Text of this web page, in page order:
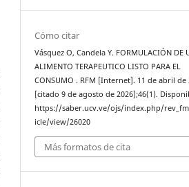
Cómo citar
Vásquez O, Candela Y. FORMULACIÓN DE
ALIMENTO TERAPEUTICO LISTO PARA EL
CONSUMO . RFM [Internet]. 11 de abril de
[citado 9 de agosto de 2026];46(1).
https://saber.ucv.ve/ojs/index.php/
icle/view/26020
Más formatos de cita